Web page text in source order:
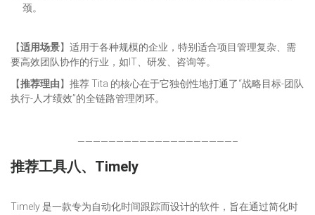
颈。
【适用场景】适用于各种规模的企业，特别适合项目管理复杂、需
要高效团队协作的行业，如IT、研发、咨询等。
【推荐理由】推荐 Tita 的核心在于它独创性地打通了“战略目标-团队
执行-人才绩效”的全链路管理闭环。
————————————————————–
推荐工具八、Timely
Timely 是一款专为自动化时间跟踪而设计的软件，旨在通过简化时